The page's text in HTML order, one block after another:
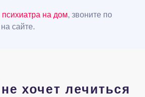
психиатра на дом, звоните по
сайте.
хочет лечиться